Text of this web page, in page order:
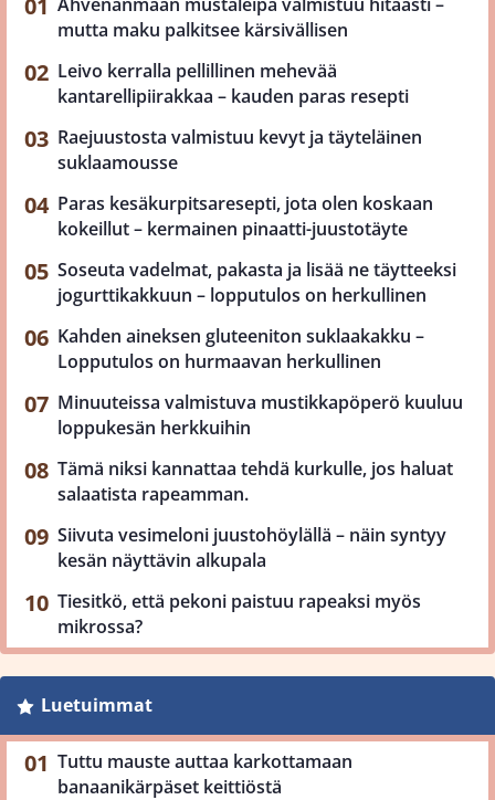
mutta maku palkitsee kärsivällisen
Leivo kerralla pellillinen mehevää
kantarellipiirakkaa – kauden paras resepti
Raejuustosta valmistuu kevyt ja täyteläinen
suklaamousse
Paras kesäkurpitsaresepti, jota olen koskaan
kokeillut – kermainen pinaatti-juustotäyte
Soseuta vadelmat, pakasta ja lisää ne täytteeksi
jogurttikakkuun – lopputulos on herkullinen
Kahden aineksen gluteeniton suklaakakku –
Lopputulos on hurmaavan herkullinen
Minuuteissa valmistuva mustikkapöperö kuuluu
loppukesän herkkuihin
Tämä niksi kannattaa tehdä kurkulle, jos haluat
salaatista rapeamman.
Siivuta vesimeloni juustohöylällä – näin syntyy
kesän näyttävin alkupala
Tiesitkö, että pekoni paistuu rapeaksi myös
mikrossa?
Luetuimmat
Tuttu mauste auttaa karkottamaan
banaanikärpäset keittiöstä